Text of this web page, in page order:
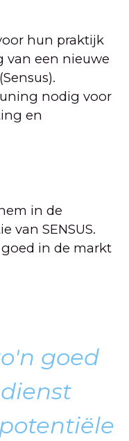
hun praktijk
van een nieuwe
nodig voor
en
in de
van SENSUS.
in de markt
goed